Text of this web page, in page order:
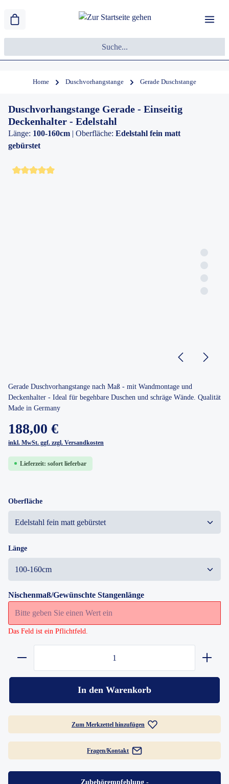
Home Duschvorhangstange Gerade Duschstange
Duschvorhangstange Gerade - Einseitig
Deckenhalter - Edelstahl
Länge: 100-160cm | Oberfläche: Edelstahl fein matt
gebürstet
Gerade Duschvorhangstange nach Maß - mit Wandmontage und
Deckenhalter - Ideal für begehbare Duschen und schräge Wände. Qualität
Made in Germany
188,00 €
inkl. MwSt. ggf. zzgl. Versandkosten
Lieferzeit: sofort lieferbar
Oberfläche
Länge
Nischenmaß/Gewünschte Stangenlänge
Das Feld ist ein Pflichtfeld.
In den Warenkorb
Zum Merkzettel hinzufügen
Fragen/Kontakt
Zubehörempfehlung -